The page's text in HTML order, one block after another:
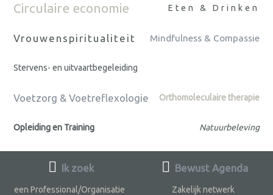
Circulaire economie Eten & Drinken
Vrouwenspiritualiteit Mindfulness & Compassie
Stervens- en uitvaartbegeleiding
Voetzorg & Voetreflexologie Orthomoleculaire therapie
Opleiding en Training Natuurbeleving
Ik zoek
een Professional/Organisatie
Bewust Agenda
Zakelijk netwerk